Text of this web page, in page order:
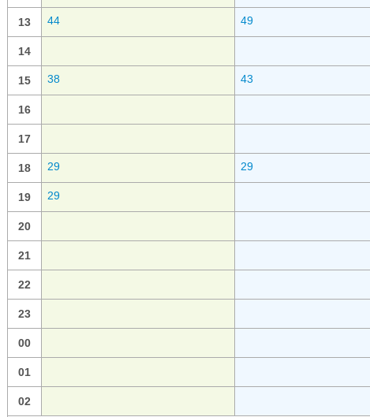
13 44 49
14
15 38 43
16
17
18 29 29
19 29
20
21
22
23
00
01
02